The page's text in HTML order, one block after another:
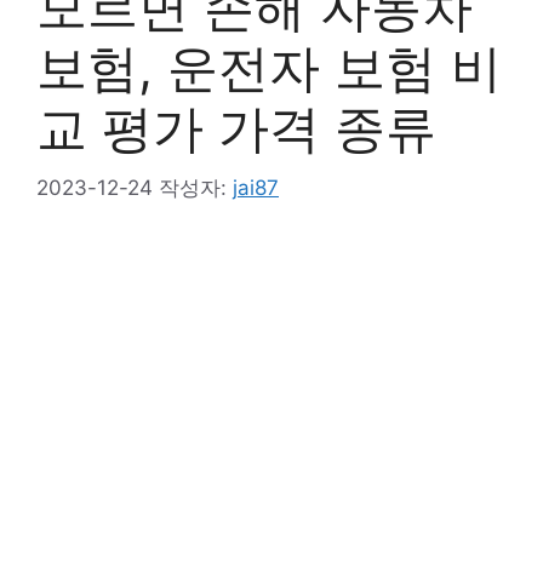
보험, 운전자 보험 비
교 평가 가격 종류
2023-12-24 작성자: jai87